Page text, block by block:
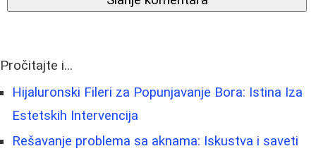
Pročitajte i...
Hijaluronski Fileri za Popunjavanje Bora: Istina Iza
Estetskih Intervencija
Rešavanje problema sa aknama: Iskustva i saveti